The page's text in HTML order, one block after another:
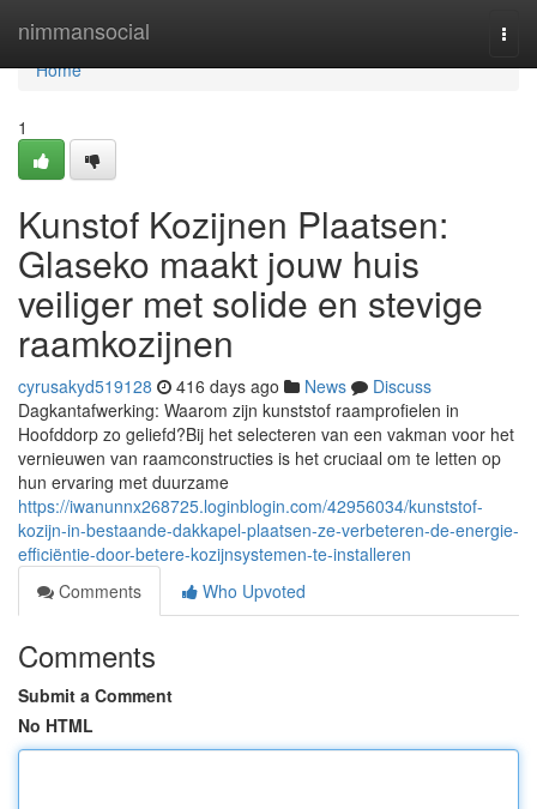
nimmansocial
Home
Home
1
Kunstof Kozijnen Plaatsen:
Glaseko maakt jouw huis
veiliger met solide en stevige
raamkozijnen
cyrusakyd519128 416 days ago News
Discuss
Dagkantafwerking: Waarom zijn kunststof raamprofielen in
Hoofddorp zo geliefd?Bij het selecteren van een vakman voor het
vernieuwen van raamconstructies is het cruciaal om te letten op
hun ervaring met duurzame
https://iwanunnx268725.loginblogin.com/42956034/kunststof-
kozijn-in-bestaande-dakkapel-plaatsen-ze-verbeteren-de-energie-
efficiëntie-door-betere-kozijnsystemen-te-installeren
Comments
Who Upvoted
Comments
Submit a Comment
No HTML